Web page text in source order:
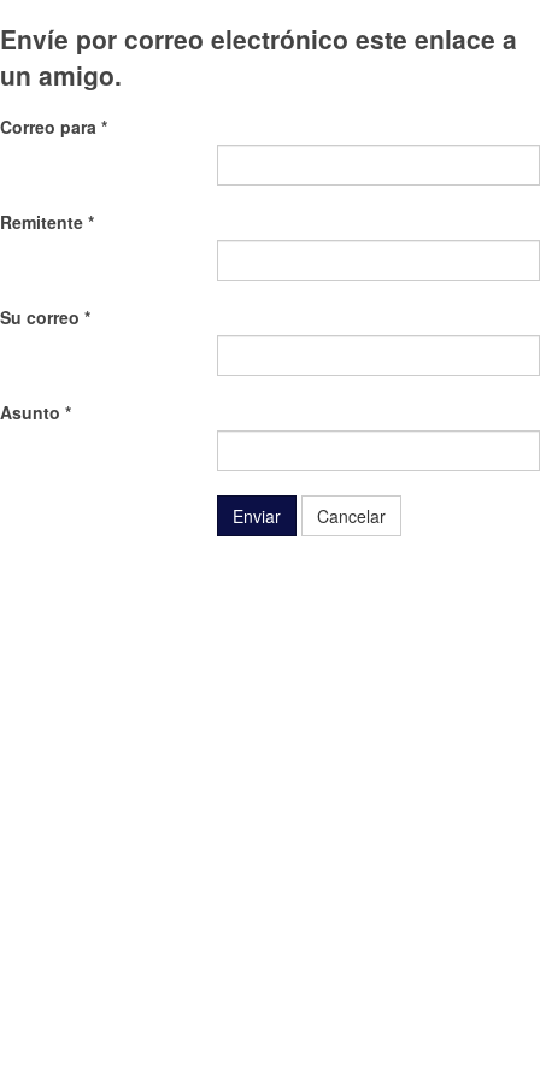
Envíe por correo electrónico este enlace a
un amigo.
Correo para *
Remitente *
Su correo *
Asunto *
Enviar Cancelar